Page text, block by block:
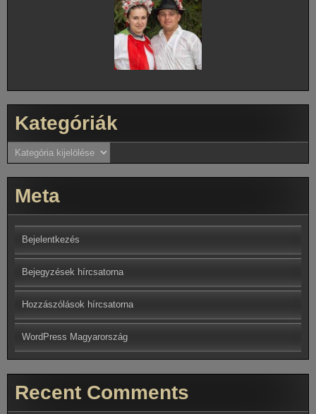
Kategóriák
Kategóriák
Meta
Bejelentkezés
Bejegyzések hírcsatorna
Hozzászólások hírcsatorna
WordPress Magyarország
Recent Comments